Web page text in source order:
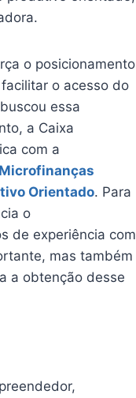
o posicionamento
o acesso do
essa
a Caixa
com a
Orientado. Para
o
de experiência com
mas também
a obtenção desse